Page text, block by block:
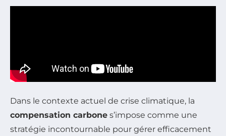
Dans le contexte actuel de crise climatique, la
compensation carbone s’impose comme une
stratégie incontournable pour gérer efficacement